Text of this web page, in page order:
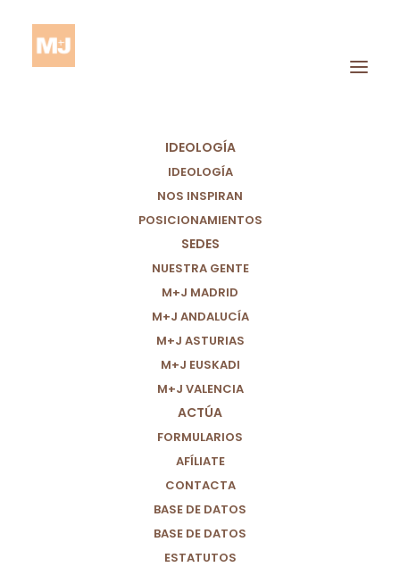
IDEOLOGÍA
IDEOLOGÍA
NOS INSPIRAN
POSICIONAMIENTOS
SEDES
NUESTRA GENTE
M+J MADRID
M+J ANDALUCÍA
M+J ASTURIAS
M+J EUSKADI
M+J VALENCIA
ACTÚA
FORMULARIOS
AFÍLIATE
CONTACTA
BASE DE DATOS
BASE DE DATOS
ESTATUTOS
DDHH